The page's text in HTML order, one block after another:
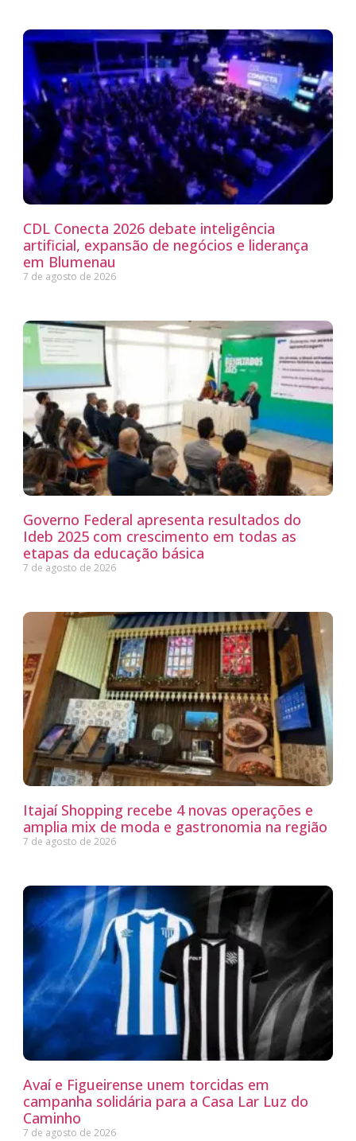
CDL Conecta 2026 debate inteligência
artificial, expansão de negócios e liderança
em Blumenau
7 de agosto de 2026
Governo Federal apresenta resultados do
Ideb 2025 com crescimento em todas as
etapas da educação básica
7 de agosto de 2026
Itajaí Shopping recebe 4 novas operações e
amplia mix de moda e gastronomia na região
7 de agosto de 2026
Avaí e Figueirense unem torcidas em
campanha solidária para a Casa Lar Luz do
Caminho
7 de agosto de 2026